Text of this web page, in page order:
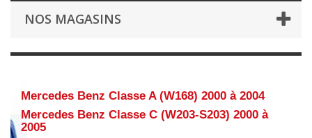
NOS MAGASINS
Mercedes Benz Classe A (W168) 2000 à 2004
Mercedes Benz Classe C (W203-S203) 2000 à
2005